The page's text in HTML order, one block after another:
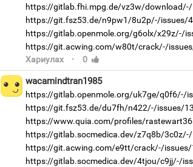
https://gitlab.fhi.mpg.de/vz3w/
https://git.fsz53.de/n9pw1/8u2p/-/issues/
https://gitlab.openmole.org/g6olx/x29z/-/
https://git.acwing.com/w80t/crack/-/
Хариулах · 0
wacamindtran1985
https://gitlab.openmole.org/uk7ge/q0f6/-/
https://git.fsz53.de/du7fh/n422/-/issues/13
https://www.quia.com/profiles/
https://gitlab.socmedica.dev/z7q8b/
https://git.acwing.com/e9tt/crack/-/issues/
https://gitlab.socmedica.dev/4tjou/c9jj/-/